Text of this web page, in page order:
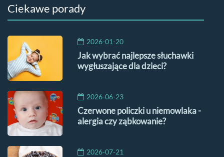
Ciekawe porady
2026-01-20
Jak wybrać najlepsze słuchawki
wygłuszające dla dzieci?
2026-06-23
Czerwone policzki u niemowlaka -
alergia czy ząbkowanie?
2026-07-21